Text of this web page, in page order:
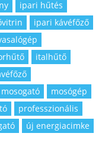
ipari hűtés
ipari kávéfőző
italhűtő
mosogató
mosógép
professzionális
új energiacimke